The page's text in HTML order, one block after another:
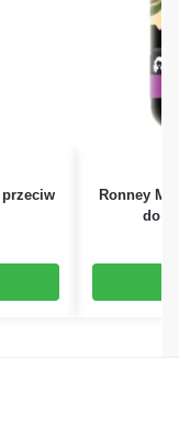
Ronney
do